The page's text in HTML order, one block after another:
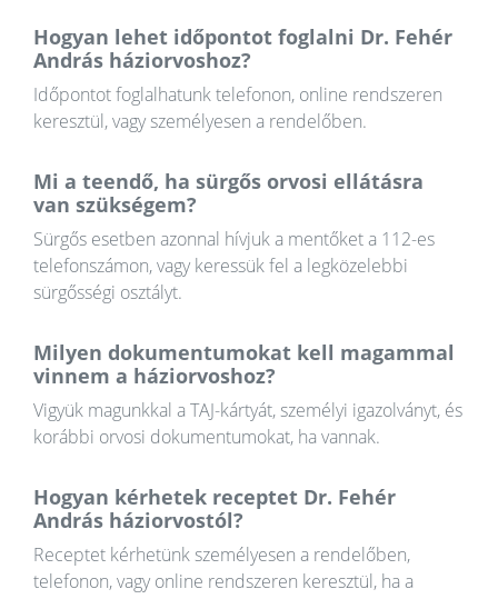
Hogyan lehet időpontot foglalni Dr. Fehér
András háziorvoshoz?
Időpontot foglalhatunk telefonon, online rendszeren
keresztül, vagy személyesen a rendelőben.
Mi a teendő, ha sürgős orvosi ellátásra
van szükségem?
Sürgős esetben azonnal hívjuk a mentőket a 112-es
telefonszámon, vagy keressük fel a legközelebbi
sürgősségi osztályt.
Milyen dokumentumokat kell magammal
vinnem a háziorvoshoz?
Vigyük magunkkal a TAJ-kártyát, személyi igazolványt, és
korábbi orvosi dokumentumokat, ha vannak.
Hogyan kérhetek receptet Dr. Fehér
András háziorvostól?
Receptet kérhetünk személyesen a rendelőben,
telefonon, vagy online rendszeren keresztül, ha a